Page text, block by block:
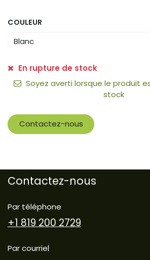
COULEUR
En rupture de stock
Soyez averti lorsque le produit
stock
Contactez-nous
Contactez-nous
Par téléphone
+1 819 200 2729
Par courriel